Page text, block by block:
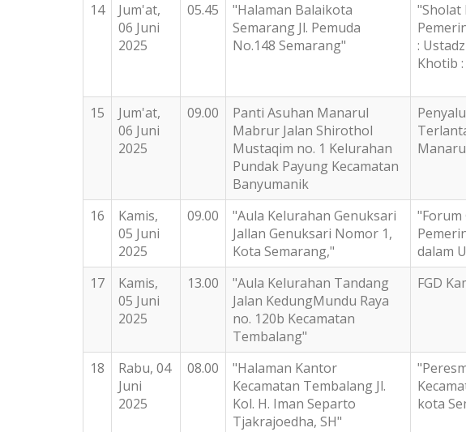
14
Jum'at,
06 Juni
2025
05.45
"Halaman Balaikota
Semarang Jl. Pemuda
No.148 Semarang"
"Sholat
:
Khotib
15
Jum'at,
06 Juni
2025
09.00
Panti Asuhan Manarul
Mabrur Jalan Shirothol
Mustaqim no. 1 Kelurahan
Pundak Payung Kecamatan
Banyumanik
16
Kamis,
05 Juni
2025
09.00
"Aula Kelurahan Genuksari
Jallan Genuksari Nomor 1,
Kota Semarang,"
"Forum
dalam
17
Kamis,
05 Juni
2025
13.00
"Aula Kelurahan Tandang
Jalan KedungMundu Raya
no. 120b Kecamatan
Tembalang"
FGD
18
Rabu, 04
Juni
2025
08.00
"Halaman Kantor
Kecamatan Tembalang Jl.
Kol. H. Iman Separto
Tjakrajoedha, SH"
kota